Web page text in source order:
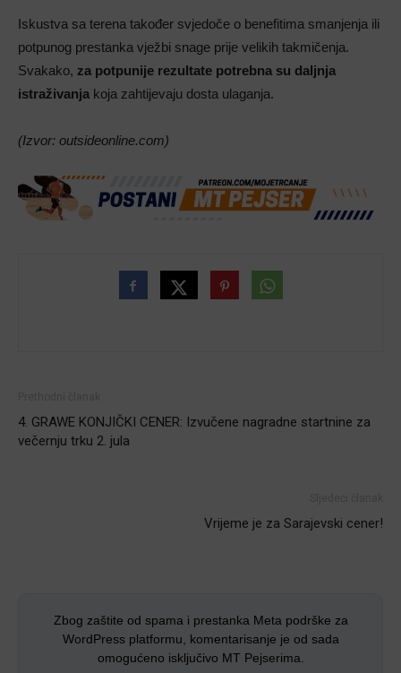
Iskustva sa terena također svjedoče o benefitima smanjenja ili
potpunog prestanka vježbi snage prije velikih takmičenja.
Svakako, za potpunije rezultate potrebna su daljnja
istraživanja koja zahtijevaju dosta ulaganja.
(Izvor: outsideonline.com)
4. GRAWE KONJIČKI CENER: Izvučene nagradne startnine za
večernju trku 2. jula
Vrijeme je za Sarajevski cener!
Zbog zaštite od spama i prestanka Meta podrške za
WordPress platformu, komentarisanje je od sada
omogućeno isključivo MT Pejserima.